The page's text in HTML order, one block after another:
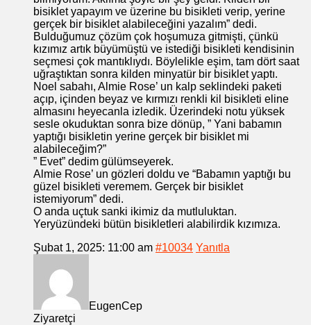
bisiklet yapayım ve üzerine bu bisikleti verip, yerine
gerçek bir bisiklet alabileceğini yazalım” dedi.
Bulduğumuz çözüm çok hoşumuza gitmişti, çünkü
kızımız artık büyümüştü ve istediği bisikleti kendisinin
seçmesi çok mantıklıydı. Böylelikle eşim, tam dört saat
uğraştıktan sonra kilden minyatür bir bisiklet yaptı.
Noel sabahı, Almie Rose’ un kalp seklindeki paketi
açıp, içinden beyaz ve kırmızı renkli kil bisikleti eline
almasını heyecanla izledik. Üzerindeki notu yüksek
sesle okuduktan sonra bize dönüp, ” Yani babamın
yaptığı bisikletin yerine gerçek bir bisiklet mi
alabileceğim?”
” Evet” dedim gülümseyerek.
Almie Rose’ un gözleri doldu ve “Babamın yaptığı bu
güzel bisikleti veremem. Gerçek bir bisiklet
istemiyorum” dedi.
O anda uçtuk sanki ikimiz da mutluluktan.
Yeryüzündeki bütün bisikletleri alabilirdik kızımıza.
Şubat 1, 2025: 11:00 am #10034 Yanıtla
EugenCep
Ziyaretçi